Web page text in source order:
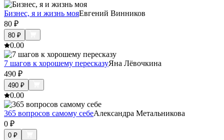
Бизнес, я и жизнь мояЕвгений Винников
80 ₽
80 ₽
0.00
7 шагов к хорошему пересказуЯна Лёвочкина
490 ₽
490 ₽
0.00
365 вопросов самому себеАлександра Метальникова
0 ₽
0 ₽